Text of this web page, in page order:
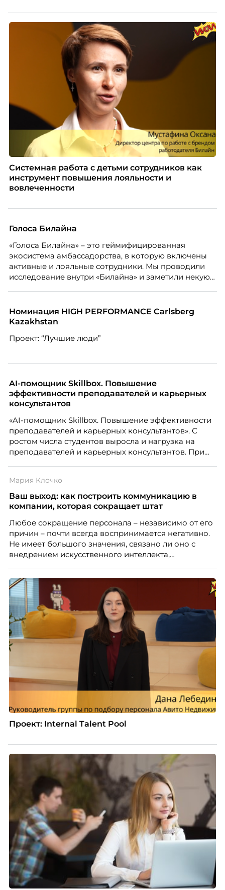
Системная работа с детьми сотрудников как
инструмент повышения лояльности и
вовлеченности
Голоса Билайна
«Голоса Билайна» – это геймифицированная
экосистема амбассадорства, в которую включены
активные и лояльные сотрудники. Мы проводили
исследование внутри «Билайна» и заметили некую
благодарности и публичного признания.
Номинация HIGH PERFORMANCE Carlsberg
Kazakhstan
Проект: “Лучшие люди”
AI-помощник Skillbox. Повышение
эффективности преподавателей и карьерных
консультантов
«AI-помощник Skillbox. Повышение эффективности
преподавателей и карьерных консультантов». С
ростом числа студентов выросла и нагрузка на
преподавателей и карьерных консультантов. При
повысить эффективность сотрудников, ускорить
процессы, сохранить качество поддержки и
масштабироваться без роста команды. Так и
Skillbox.
Мария Клочко
Ваш выход: как построить коммуникацию в
компании, которая сокращает штат
Любое сокращение персонала – независимо от его
причин – почти всегда воспринимается негативно.
Не имеет большого значения, связано ли оно с
внедрением искусственного интеллекта,
структуры компании. Для сотрудников сокращения
означают потерю стабильности, а для внешнего
рынка становятся сигналом о возможных
проблемах организации. В результате увольнения
нередко превращаются в фактор, который
негативно влияет HR-бренд работодателя.
Проект: Internal Talent Pool